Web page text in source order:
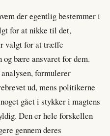
der egentlig bestemmer i
for at nikke til det,
valgt for at træffe
bære ansvaret for dem.
formulerer
ud, mens politikerne
gået i stykker i magtens
Den er hele forskellen
gennem deres